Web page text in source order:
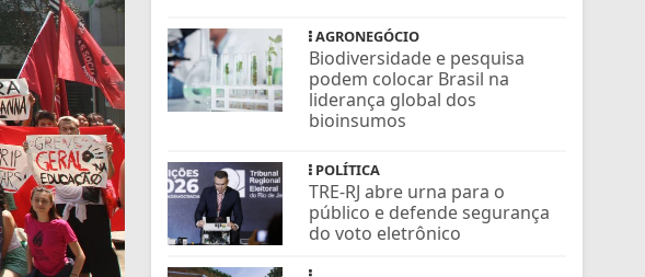
AGRONEGÓCIO
Biodiversidade e pesquisa
podem colocar Brasil na
liderança global dos
bioinsumos
POLÍTICA
TRE-RJ abre urna para o
público e defende segurança
do voto eletrônico